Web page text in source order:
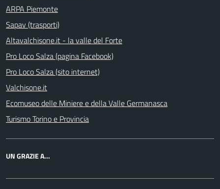
ARPA Piemonte
Sapav (trasporti)
Altavalchisone.it - la valle del Forte
Pro Loco Salza (pagina Facebook)
Pro Loco Salza (sito internet)
Valchisone.it
Ecomuseo delle Miniere e della Valle Germanasca
Turismo Torino e Provincia
UN GRAZIE A...